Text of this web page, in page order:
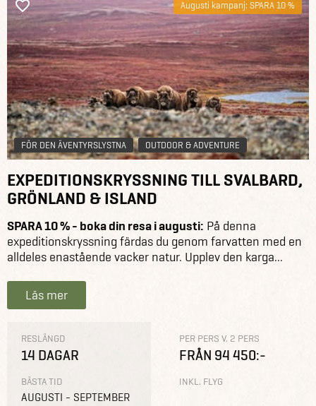
Augusti kampanj: SPARA 10 %
FÖR DEN ÄVENTYRSLYSTNA OUTDOOR & ADVENTURE
EXPEDITIONSKRYSSNING TILL SVALBARD,
GRÖNLAND & ISLAND
SPARA 10 % - boka din resa i augusti: På denna
expeditionskryssning färdas du genom farvatten med en
alldeles enastående vacker natur. Upplev den karga...
Läs mer
RESLÄNGD
14 DAGAR
BÄSTA TID
AUGUSTI - SEPTEMBER
PER PERS V. 2 PERS
FRÅN 94 450:-
INKL. FLYG